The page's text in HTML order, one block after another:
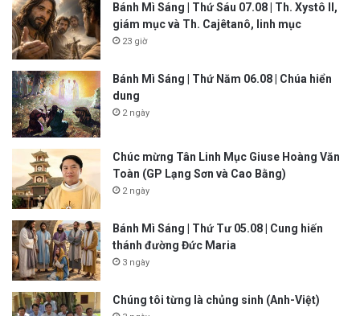
Bánh Mì Sáng | Thứ Sáu 07.08 | Th. Xystô II,
giám mục và Th. Cajêtanô, linh mục
23 giờ
Bánh Mì Sáng | Thứ Năm 06.08 | Chúa hiển
dung
2 ngày
Chúc mừng Tân Linh Mục Giuse Hoàng Văn
Toàn (GP Lạng Sơn và Cao Bằng)
2 ngày
Bánh Mì Sáng | Thứ Tư 05.08 | Cung hiến
thánh đường Đức Maria
3 ngày
Chúng tôi từng là chủng sinh (Anh-Việt)